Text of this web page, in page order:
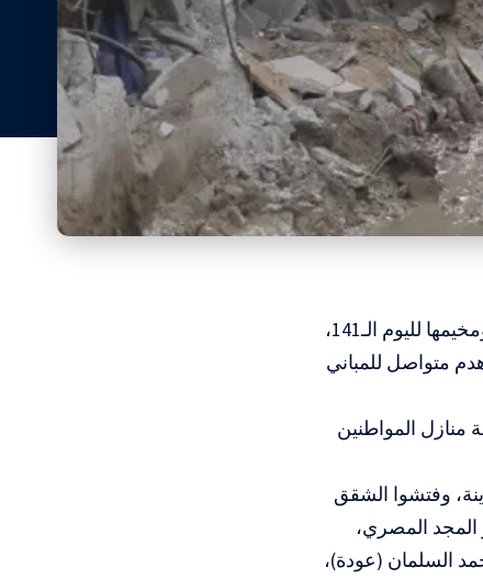
واصلت قوات الاحتلال الإسرائيلي، اليوم الإثنين، عدوانها على مدينة طولكرم ومخيمها لليوم الـ141،
وهدم متواصل للمباني
منازل المواطنين
وفتشوا الشقق
المجد المصري،
السلمان (عودة)،